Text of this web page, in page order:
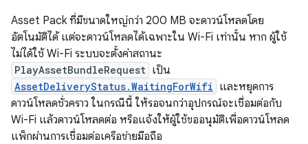
Asset Pack ที่มีขนาดใหญ่กว่า 200 MB จะดาวน์โหลดโดย
อัตโนมัติได้ แต่จะดาวน์โหลดได้เฉพาะใน Wi-Fi เท่านั้น หาก ผู้ใช้
ไม่ได้ใช้ Wi-Fi ระบบจะตั้งค่าสถานะ
PlayAssetBundleRequest เป็น
AssetDeliveryStatus.WaitingForWifi และหยุดการ
ดาวน์โหลดชั่วคราว ในกรณีนี้ ให้รอจนกว่าอุปกรณ์จะเชื่อมต่อกับ
Wi-Fi แล้วดาวน์โหลดต่อ หรือแจ้งให้ผู้ใช้ขออนุมัติเพื่อดาวน์โหลด
แพ็กผ่านการเชื่อมต่อเครือข่ายมือถือ